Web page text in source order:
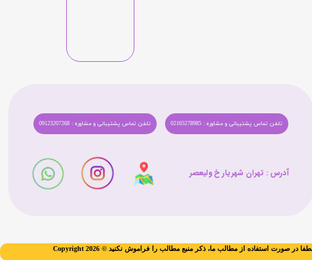
تلفن تماس پشتیبانی و مشاوره : 09123207268 تلفن تماس پشتیبانی و مشاوره : 02165278985
آدرس : تهران شهریار خ ولیعصر​​​​​​​